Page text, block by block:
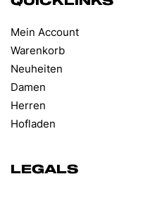
Mein Account
Warenkorb
Neuheiten
Damen
Herren
Hofladen
LEGALS